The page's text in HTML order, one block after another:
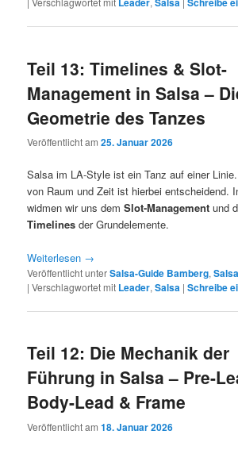
Teil 13: Timelines & Slot-
Management in Salsa –
Geometrie des Tanzes
Veröffentlicht am25. Januar 2026
Salsa im LA-Style ist ein Tanz auf einer
von Raum und Zeit ist hierbei entscheidend.
widmen wir uns demSlot-Management und
Timelines der Grundelemente.
Weiterlesen →
Veröffentlicht unterSalsa-Guide Bamberg,
|Verschlagwortet mit Leader,Salsa |Schreibe
Teil 12: Die Mechanik der
Führung in Salsa – Pre-
Body-Lead & Frame
Veröffentlicht am18. Januar 2026